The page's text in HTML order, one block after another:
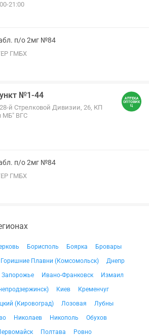
21:00
п/о 2мг №84
ГМБХ
№1-44
й Стрелковой Дивизии, 26, КП
МБ" ВГС
п/о 2мг №84
ГМБХ
Борисполь Боярка
Бровары
Горишние Плавни (Комсомольск)
Днепр
Запорожье Ивано-Франковск
Измаил
Киев
Кременчуг
(Кировоград) Лозовая
Лубны
Николаев Никополь
Обухов
Полтава
Ровно